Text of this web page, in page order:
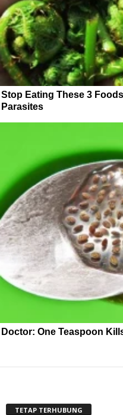
Stop Eating These 3
Parasites
Doctor: One Teaspoon
TETAP TERHUBUNG